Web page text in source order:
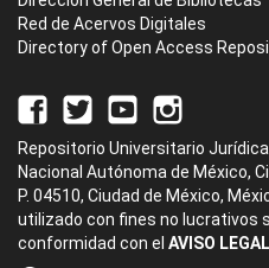
Red de Acervos Digitales
Directory of Open Access
Repositorio Universitario
Nacional Autónoma de México,
P. 04510, Ciudad de México,
utilizado con fines no lucrativos
conformidad con el AVISO